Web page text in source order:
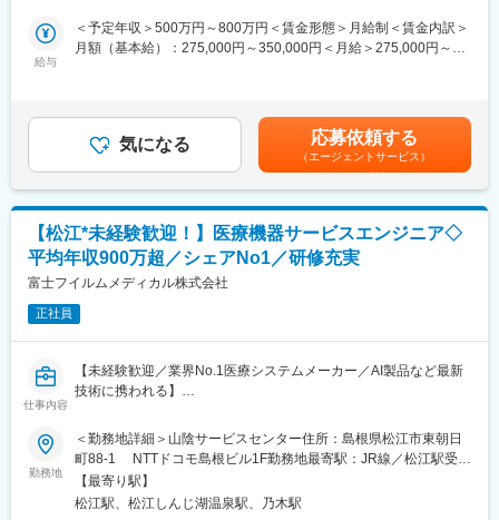
★やりがいポイント★
・営業職へのキャリアチェンジも可能！
・高圧ガス販売主任者免状の取得や、営業所の管理者としてのス
テップアップも♪
■扱う機器について
・酸素濃縮装置、携帯用酸素ボンベ
・睡眠時無呼吸症候群向け装置など
※機器は20～40kg程度のものもあります
★営業部隊は別にいるため、営業活動はありません！製品の説
■担当エリア
遠方の地域への訪問は協力会社に委託しているため、営業所近隣1
■その他
・24時間対応サービスを行っており8日に1回程度の自宅待機当番
があります
・当番後は代休取得可能！
レントゲン、CT、MRIなどで撮影したデジタルデータを保存・管
理・共有するシステム
医療機器、医療画像処理機器、医療画像ネットワークシステムの
設置および医療機関への保守サポートを担当する業務です。主に
医用画像処理機器、医用画像ネットワークシステムの設置、立ち
■研修制度
入社後は、小田原の研修センターにて、機械の解体・組み立てな
どの基礎技術を学び、先輩社員とのOJTを通じて、現場での実務
に慣れていただきます。上記のとおり実機を用いたトレーニング
などから必要なスキルを段階的に習得できますので、未経験の方
でもキャッチアップいただける環境です！
※その他年間研修カリキュラムがあり、成熟度に応じて参加可能
■働き方魅力
フレックス制度を導入しており、午前・午後の半休制度もあるた
め、柔軟な働き方が可能です。さらに、担当エリアが狭いため、
きます。休日・夜間の問い合わせはコールセンター対応であり、
メリハリをつけて働くことが可能です。（当番制あり）
■待遇・手当
平均年収907万円と医療機器メーカーでNo1の平均年収を誇り、住
給与
＜予定年収＞500万円～800万円＜賃金形態＞月給制＜賃金内訳＞
月額（基本給）：275,000円～350,000円＜月給＞275,000円～
歳/750万円(入社8年・経験11年、手当含)：月給37万円賃金はあく
までも目安の金額であり、選考を通じて上下する可能性がありま
す。月給(月額)は固定手当を含めた表記です。
気になる 応募依頼する
（エージェントサービス）
【松江*未経験歓迎！】医療機器サービスエンジニア◇
平均年収900万超／シェアNo1／研修充実
富士フイルムメディカル株式会社
正社員
仕事内容
【未経験歓迎／業界No.1医療システムメーカー／AI製品など最新
技術に携われる】
これまでのご経験を、医療機器の設置・保守に活かせます。
PACS（医療用画像管理システム）やCT・MRIなどの高度な機器
を扱い、病院の診断を支える重要な仕事です。最新のAI技術やネ
ットワークシステムにも関わるため、ITスキルも身につきます。
■PACSとは
勤務地
＜勤務地詳細＞山陰サービスセンター住所：島根県松江市東朝日
町88-1 NTTドコモ島根ビル1F勤務地最寄駅：JR線／松江駅受動
喫煙対策：屋内全面禁煙変更の範囲：会社の定める事業所（リモ
ートワーク含む）
【最寄り駅】
松江駅、松江しんじ湖温泉駅、乃木駅